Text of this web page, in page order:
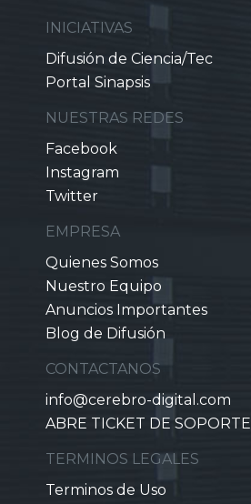
INICIATIVAS
Difusión de Ciencia/Tec
Portal Sinapsis
NUESTRAS REDES
Facebook
Instagram
Twitter
EMPRESA
Quienes Somos
Nuestro Equipo
Anuncios Importantes
Blog de Difusión
CONTACTANOS
info@cerebro-digital.com
ABRE TICKET DE SOPORTE
TERMINOS LEGALES
Terminos de Uso